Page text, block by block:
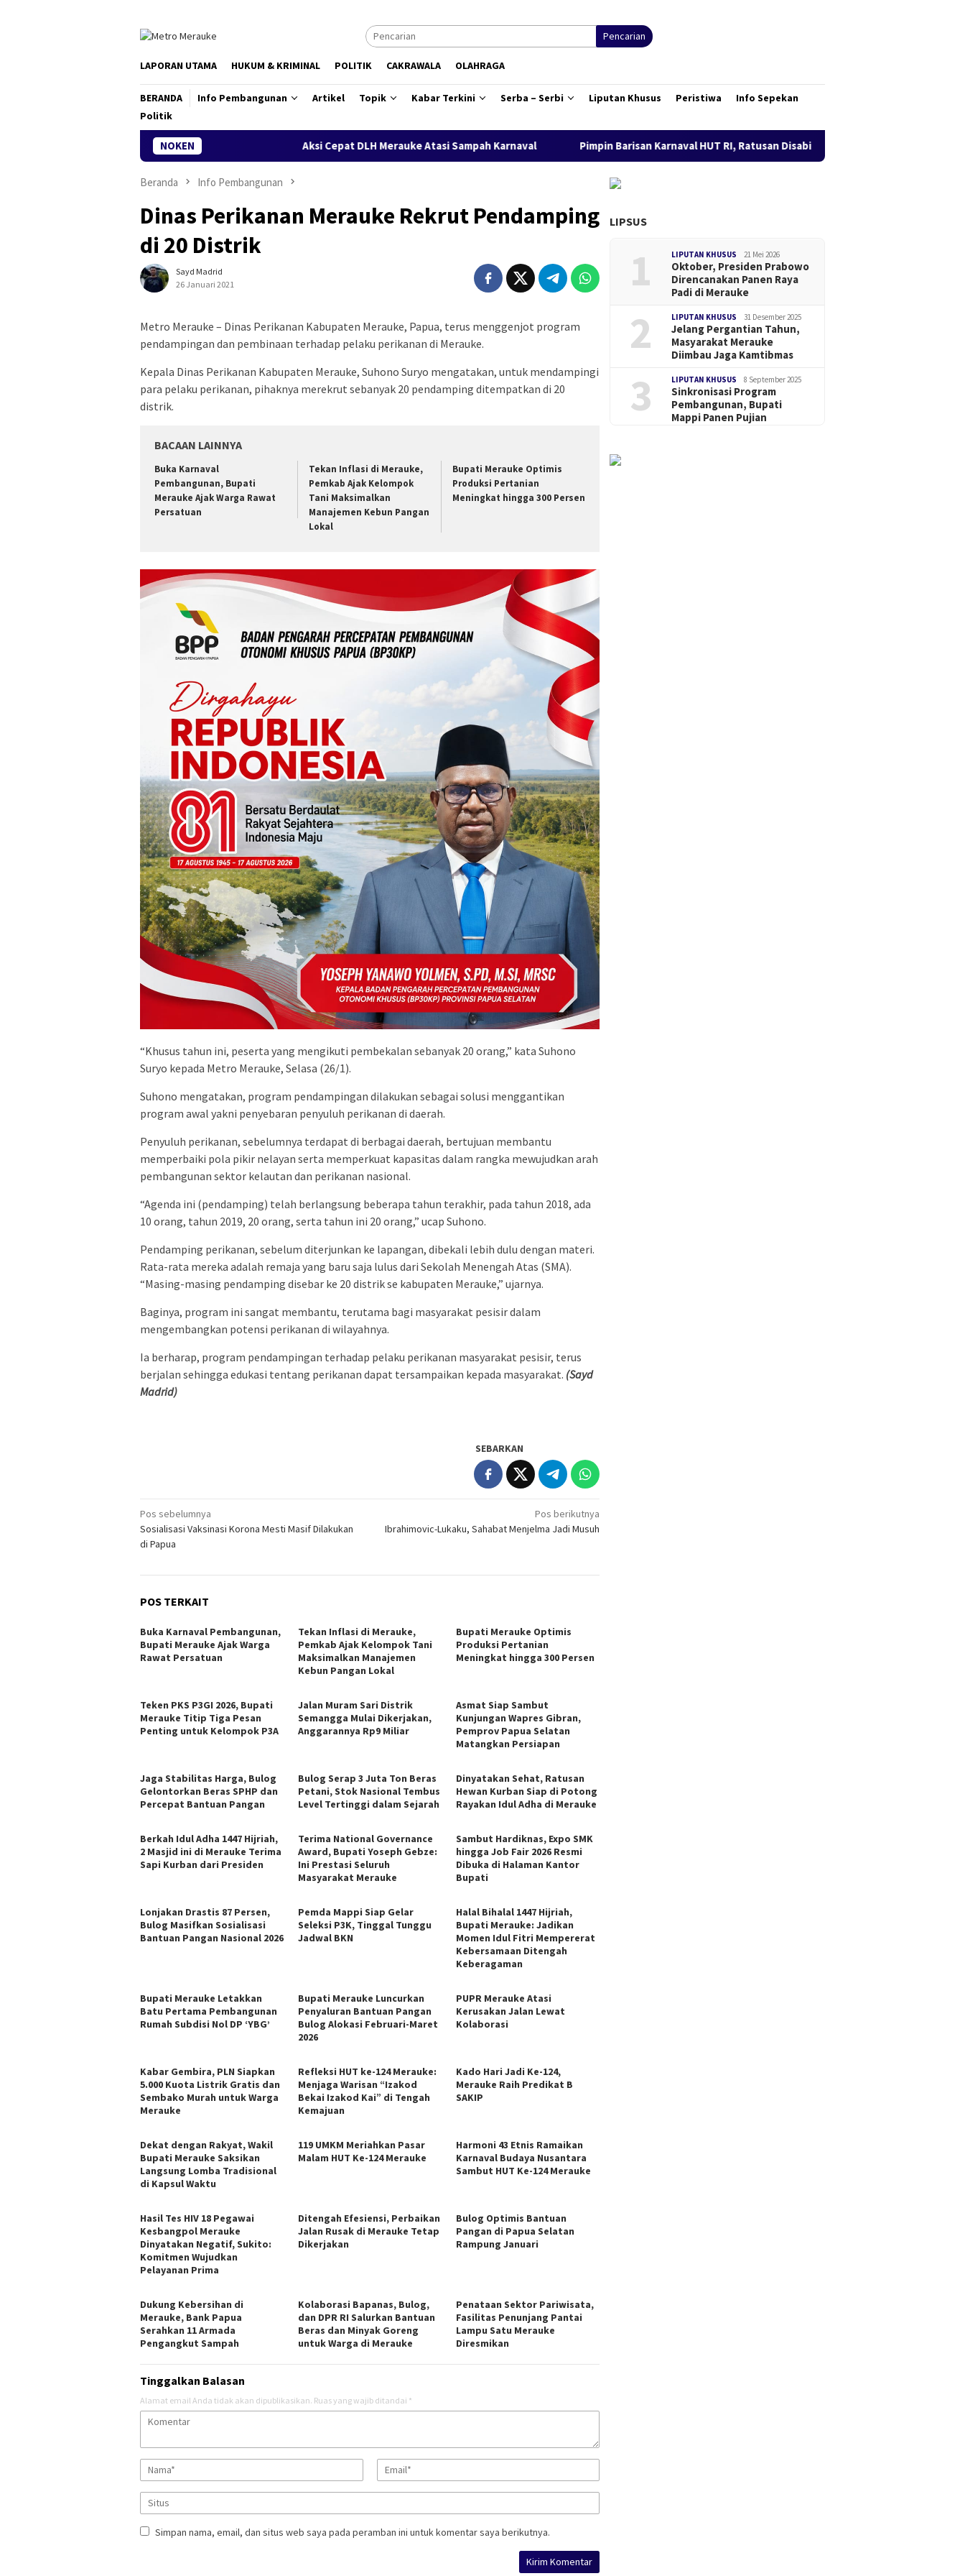
Pencarian
LAPORAN UTAMA HUKUM & KRIMINAL POLITIK CAKRAWALA OLAHRAGA
BERANDA Info Pembangunan Artikel Topik Kabar Terkini Serba – Serbi Liputan Khusus Peristiwa
Info Sepekan
Politik
NOKEN Aksi Cepat DLH Merauke Atasi Sampah Karnaval Pimpin Barisan Karnaval HUT RI, Ratusan Disabilitas Papua Selatan Unjuk Prestasi dan Tuntut
Beranda Info Pembangunan
Dinas Perikanan Merauke Rekrut Pendamping
di 20 Distrik
Sayd Madrid
26 Januari 2021
Metro Merauke – Dinas Perikanan Kabupaten Merauke, Papua, terus menggenjot program
pendampingan dan pembinaan terhadap pelaku perikanan di Merauke.
Kepala Dinas Perikanan Kabupaten Merauke, Suhono Suryo mengatakan, untuk mendampingi
para pelaku perikanan, pihaknya merekrut sebanyak 20 pendamping ditempatkan di 20
distrik.
BACAAN LAINNYA
Buka Karnaval
Pembangunan, Bupati
Merauke Ajak Warga Rawat
Persatuan
Tekan Inflasi di Merauke,
Pemkab Ajak Kelompok
Tani Maksimalkan
Manajemen Kebun Pangan
Lokal
Bupati Merauke Optimis
Produksi Pertanian
Meningkat hingga 300 Persen
“Khusus tahun ini, peserta yang mengikuti pembekalan sebanyak 20 orang,” kata Suhono
Suryo kepada Metro Merauke, Selasa (26/1).
Suhono mengatakan, program pendampingan dilakukan sebagai solusi menggantikan
program awal yakni penyebaran penyuluh perikanan di daerah.
Penyuluh perikanan, sebelumnya terdapat di berbagai daerah, bertujuan membantu
memperbaiki pola pikir nelayan serta memperkuat kapasitas dalam rangka mewujudkan arah
pembangunan sektor kelautan dan perikanan nasional.
“Agenda ini (pendamping) telah berlangsung beberapa tahun terakhir, pada tahun 2018, ada
10 orang, tahun 2019, 20 orang, serta tahun ini 20 orang,” ucap Suhono.
Pendamping perikanan, sebelum diterjunkan ke lapangan, dibekali lebih dulu dengan materi.
Rata-rata mereka adalah remaja yang baru saja lulus dari Sekolah Menengah Atas (SMA).
“Masing-masing pendamping disebar ke 20 distrik se kabupaten Merauke,” ujarnya.
Baginya, program ini sangat membantu, terutama bagi masyarakat pesisir dalam
mengembangkan potensi perikanan di wilayahnya.
Ia berharap, program pendampingan terhadap pelaku perikanan masyarakat pesisir, terus
berjalan sehingga edukasi tentang perikanan dapat tersampaikan kepada masyarakat. (Sayd
Madrid)
SEBARKAN
Navigasi
pos
Pos sebelumnya
Sosialisasi Vaksinasi Korona Mesti Masif Dilakukan
di Papua
Pos berikutnya
Ibrahimovic-Lukaku, Sahabat Menjelma Jadi Musuh
POS TERKAIT
Buka Karnaval Pembangunan,
Bupati Merauke Ajak Warga
Rawat Persatuan
Tekan Inflasi di Merauke,
Pemkab Ajak Kelompok Tani
Maksimalkan Manajemen
Kebun Pangan Lokal
Bupati Merauke Optimis
Produksi Pertanian
Meningkat hingga 300 Persen
Teken PKS P3GI 2026, Bupati
Merauke Titip Tiga Pesan
Penting untuk Kelompok P3A
Jalan Muram Sari Distrik
Semangga Mulai Dikerjakan,
Anggarannya Rp9 Miliar
Asmat Siap Sambut
Kunjungan Wapres Gibran,
Pemprov Papua Selatan
Matangkan Persiapan
Jaga Stabilitas Harga, Bulog
Gelontorkan Beras SPHP dan
Percepat Bantuan Pangan
Bulog Serap 3 Juta Ton Beras
Petani, Stok Nasional Tembus
Level Tertinggi dalam Sejarah
Dinyatakan Sehat, Ratusan
Hewan Kurban Siap di Potong
Rayakan Idul Adha di Merauke
Berkah Idul Adha 1447 Hijriah,
2 Masjid ini di Merauke Terima
Sapi Kurban dari Presiden
Terima National Governance
Award, Bupati Yoseph Gebze:
Ini Prestasi Seluruh
Masyarakat Merauke
Sambut Hardiknas, Expo SMK
hingga Job Fair 2026 Resmi
Dibuka di Halaman Kantor
Bupati
Lonjakan Drastis 87 Persen,
Bulog Masifkan Sosialisasi
Bantuan Pangan Nasional 2026
Pemda Mappi Siap Gelar
Seleksi P3K, Tinggal Tunggu
Jadwal BKN
Halal Bihalal 1447 Hijriah,
Bupati Merauke: Jadikan
Momen Idul Fitri Mempererat
Kebersamaan Ditengah
Keberagaman
Bupati Merauke Letakkan
Batu Pertama Pembangunan
Rumah Subdisi Nol DP ‘YBG’
Bupati Merauke Luncurkan
Penyaluran Bantuan Pangan
Bulog Alokasi Februari-Maret
2026
PUPR Merauke Atasi
Kerusakan Jalan Lewat
Kolaborasi
Kabar Gembira, PLN Siapkan
5.000 Kuota Listrik Gratis dan
Sembako Murah untuk Warga
Merauke
Refleksi HUT ke-124 Merauke:
Menjaga Warisan “Izakod
Bekai Izakod Kai” di Tengah
Kemajuan
Kado Hari Jadi Ke-124,
Merauke Raih Predikat B
SAKIP
Dekat dengan Rakyat, Wakil
Bupati Merauke Saksikan
Langsung Lomba Tradisional
di Kapsul Waktu
119 UMKM Meriahkan Pasar
Malam HUT Ke-124 Merauke
Harmoni 43 Etnis Ramaikan
Karnaval Budaya Nusantara
Sambut HUT Ke-124 Merauke
Hasil Tes HIV 18 Pegawai
Kesbangpol Merauke
Dinyatakan Negatif, Sukito:
Komitmen Wujudkan
Pelayanan Prima
Ditengah Efesiensi, Perbaikan
Jalan Rusak di Merauke Tetap
Dikerjakan
Bulog Optimis Bantuan
Pangan di Papua Selatan
Rampung Januari
​Dukung Kebersihan di
Merauke, Bank Papua
Serahkan 11 Armada
Pengangkut Sampah
​Kolaborasi Bapanas, Bulog,
dan DPR RI Salurkan Bantuan
Beras dan Minyak Goreng
untuk Warga di Merauke
Penataan Sektor Pariwisata,
Fasilitas Penunjang Pantai
Lampu Satu Merauke
Diresmikan
Tinggalkan Balasan
Alamat email Anda tidak akan dipublikasikan. Ruas yang wajib ditandai *
Simpan nama, email, dan situs web saya pada peramban ini untuk komentar saya berikutnya.
LIPSUS
1 LIPUTAN KHUSUS 21 Mei 2026
Oktober, Presiden Prabowo
Direncanakan Panen Raya
Padi di Merauke
2 LIPUTAN KHUSUS 31 Desember 2025
Jelang Pergantian Tahun,
Masyarakat Merauke
Diimbau Jaga Kamtibmas
3 LIPUTAN KHUSUS 8 September 2025
Sinkronisasi Program
Pembangunan, Bupati
Mappi Panen Pujian